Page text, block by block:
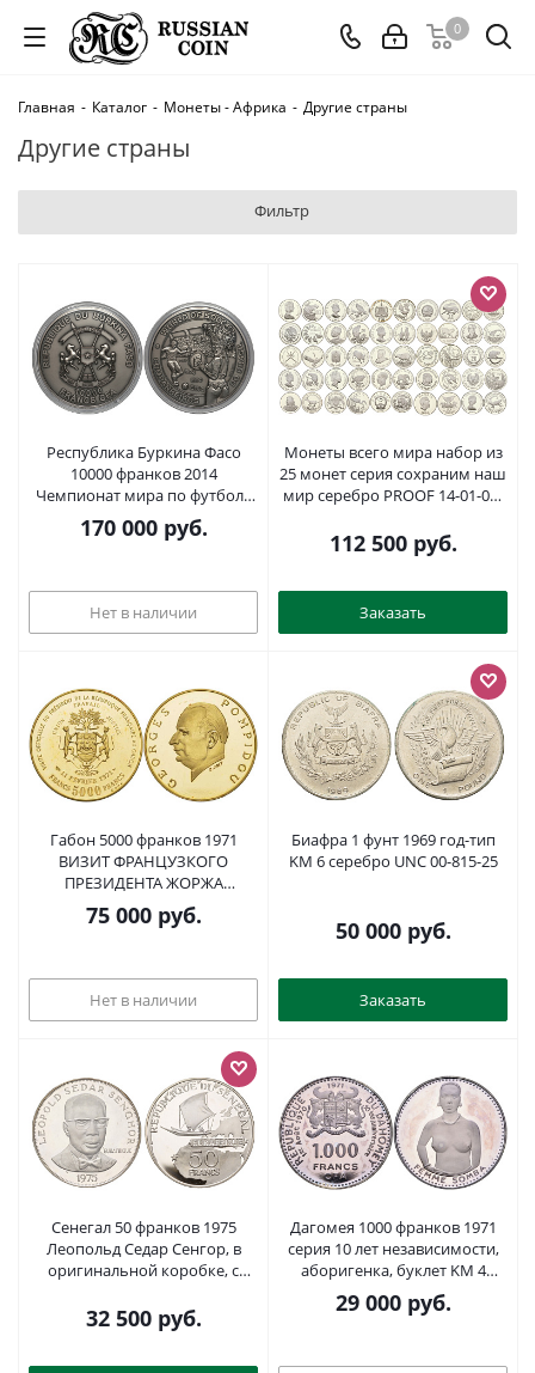
0
Главная - Каталог - Монеты - Африка - Другие страны
Другие страны
Фильтр
Республика Буркина Фасо
10000 франков 2014
Чемпионат мира по футболу
2014, Бразилия, 1 килограмм
KM NEW серебро PROOF 00-
170 000руб.
Нет в наличии
Монеты всего мира набор из
25 монет серия сохраним наш
мир серебро PROOF 14-01-01-
112 500руб.
Заказать
Габон 5000 франков 1971
ВИЗИТ ФРАНЦУЗКОГО
ПРЕЗИДЕНТА ЖОРЖА
ПОМПИДУ KM 11 золото
PROOF 00-000-00
75 000руб.
Нет в наличии
Биафра 1 фунт 1969 год-тип
KM 6 серебро UNC 00-815-25
50 000руб.
Заказать
Сенегал 50 франков 1975
Леопольд Седар Сенгор, в
оригинальной коробке, с
PROOF 8-2-07-19
32 500руб.
Дагомея 1000 франков 1971
серия 10 лет независимости,
аборигенка, буклет KM 4
серебро PROOF 11-175-22-2
29 000руб.